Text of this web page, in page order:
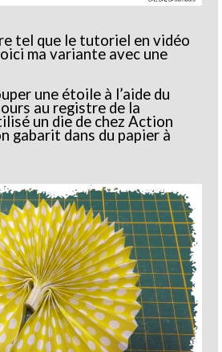
tel que le tutoriel en vidéo
ma variante avec une
une étoile à l’aide du
au registre de la
un die de chez Action
gabarit dans du papier à